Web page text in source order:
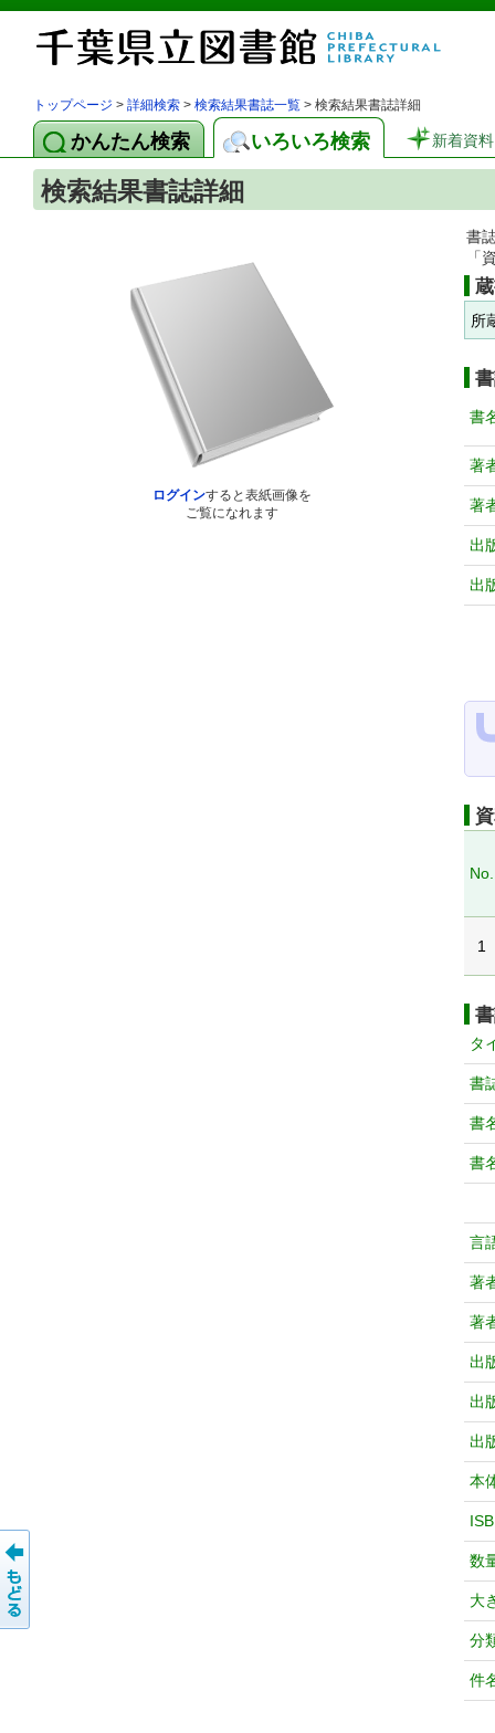
トップページ > 詳細検索 > 検索結果書誌一覧 > 検索結果書誌詳細
かんたん検索 いろいろ検索 新着資料
検索結果書誌詳細
ログインすると表紙画像を
ご覧になれます
書
「
所
書
著
著
出
出
No.
1
タ
書
書
書
言
著
著
出
出
出
本
数
大
分
件